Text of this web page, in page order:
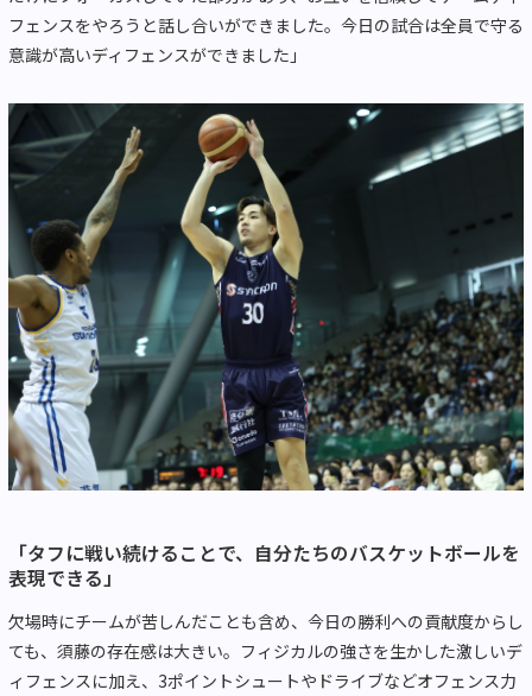
フェンスをやろうと話し合いができました。今日の試合は全員で守る
意識が高いディフェンスができました」
「タフに戦い続けることで、自分たちのバスケットボールを
表現できる」
欠場時にチームが苦しんだことも含め、今日の勝利への貢献度からし
ても、須藤の存在感は大きい。フィジカルの強さを生かした激しいデ
ィフェンスに加え、3ポイントシュートやドライブなどオフェンス力